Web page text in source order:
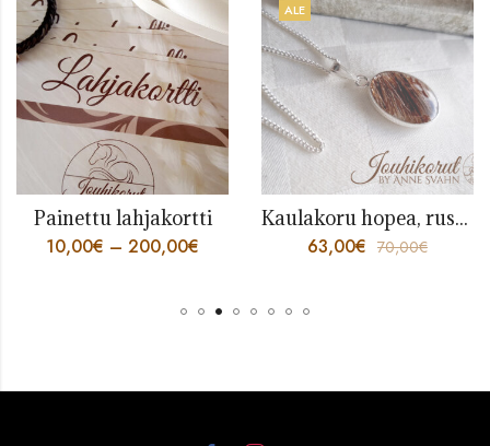
Painettu lahjakortti
10,00€ – 200,00€
ALE
Kaulakoru hopea, ruskeat jouhet
63,00€ 70,00€